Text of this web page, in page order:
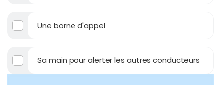
Une borne d'appel
Sa main pour alerter les autres conducteurs